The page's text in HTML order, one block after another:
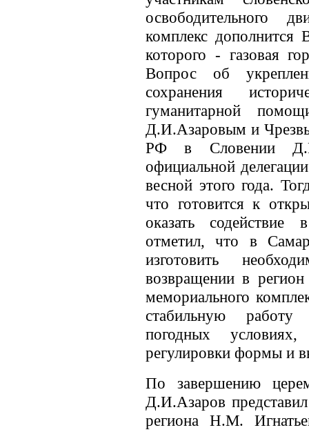
освободительного
комплекс дополнится
которого - газовая
Вопрос об
сохранения
гуманитарной
Д.И.Азаровым и
РФ в Словении
официальной
весной этого года.
что готовится к
оказать
отметил, что в
изготовить
возвращении в
мемориального
стабильную
погодных условиях,
регулировки формы и
По завершению
Д.И.Азаров
региона Н.М.